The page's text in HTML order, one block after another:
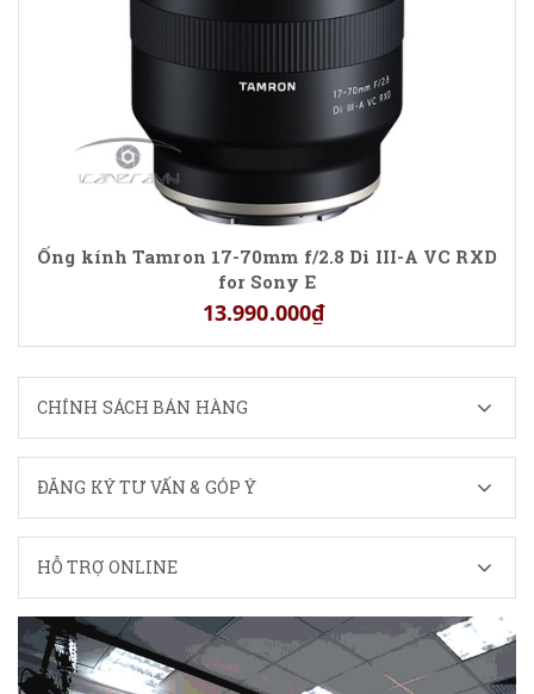
Ống kính Tamron 17-70mm f/2.8 Di III-A VC RXD
for Sony E
13.990.000₫
CHÍNH SÁCH BÁN HÀNG
ĐĂNG KÝ TƯ VẤN & GÓP Ý
HỖ TRỢ ONLINE